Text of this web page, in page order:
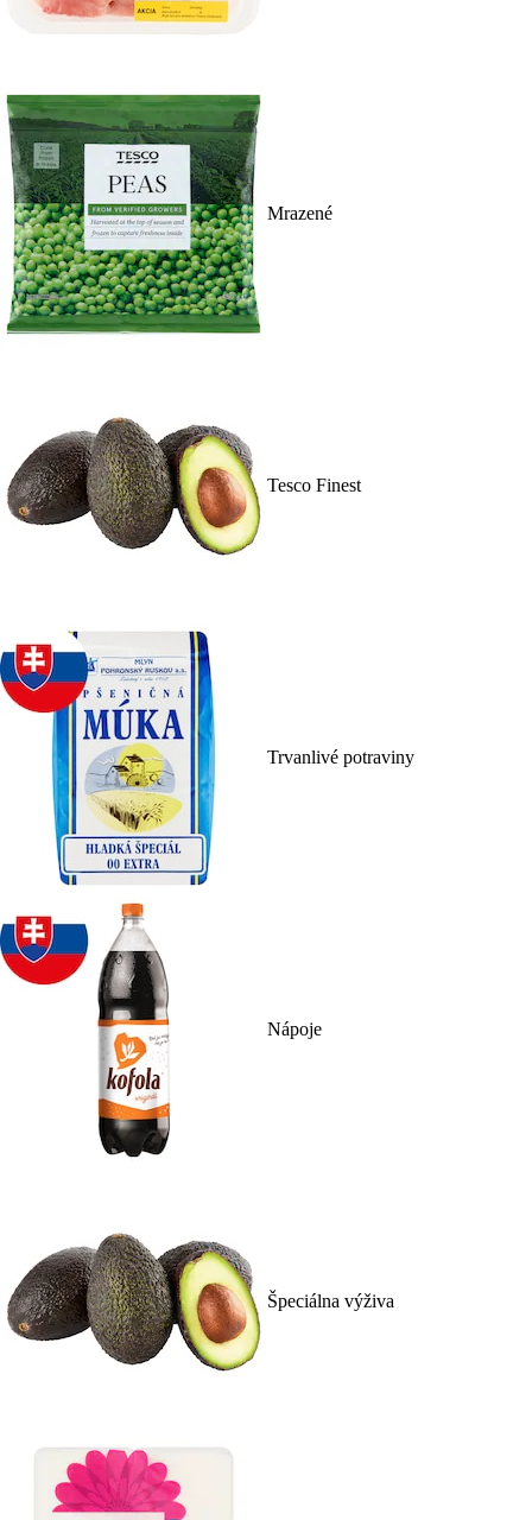
Mrazené
Tesco Finest
Trvanlivé potraviny
Nápoje
Špeciálna výživa